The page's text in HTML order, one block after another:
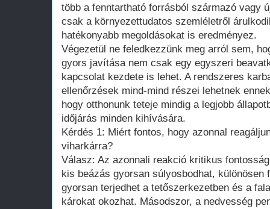
több a fenntartható forrásból származó vagy
csak a környezettudatos szemléletről
hatékonyabb megoldásokat is eredményez.
Végezetül ne feledkezzünk meg arról sem,
gyors javítása nem csak egy egyszeri
kapcsolat kezdete is lehet. A rendszeres
ellenőrzések mind-mind részei lehetnek
hogy otthonunk teteje mindig a legjobb
időjárás minden kihívására.
Kérdés 1: Miért fontos, hogy azonnal
viharkárra?
Válasz: Az azonnali reakció kritikus
kis beázás gyorsan súlyosbodhat, különösen
gyorsan terjedhet a tetőszerkezetben és a
károkat okozhat. Másodszor, a nedvesség